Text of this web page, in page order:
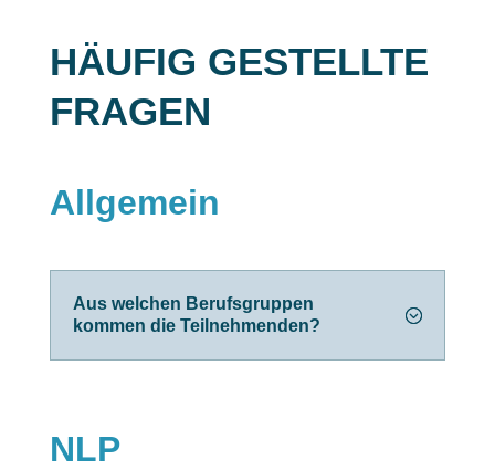
HÄUFIG GESTELLTE
FRAGEN
Allgemein
Aus welchen Berufsgruppen
kommen die Teilnehmenden?
NLP